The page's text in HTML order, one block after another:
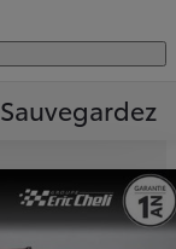
Sauvegardez